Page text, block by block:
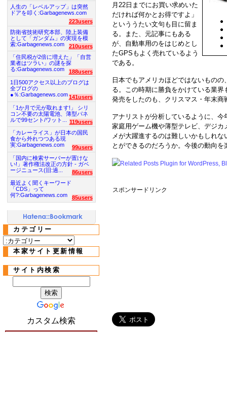
月22日までにお買い求めいた
だければ何かとお得ですよ」
といううたい文句も目に留ま
る。また、元記事にもある
が、自動車用のをはじめとし
たGPSもよく売れているよう
である。
日本でもアメリカほどではないもの
る。この時期に勝負をかけている業
発売をしたのも、クリスマス・年末
アナリストが分析しているように、
家庭用ゲーム機や薄型テレビ、デジ
メが大躍進するのは難しいかもしれ
とができるのだろうか。今後の動向を
スポンサードリンク
人生の「レベルアップ」は突然
ドアを叩く:Garbagenews.com
223users
防衛省技術研究本部、陸上装備
として「ガンダム」の実現を模
索:Garbagenews.com
210users
「住民税が2倍に増えた」「自営
業者はツラい」の謎を探
る:Garbagenews.com
188users
1日500アクセス以上のブログは
全ブログの
●％:Garbagenews.com 141users
「1か月で元が取れます!」 シリ
コン不要の太陽電池、薄型パネ
ルで99セント/ワット...
119users
「カレーライス」が日本の国民
食から外れつつある現
実:Garbagenews.com
99users
「国内に検索サーバーが置けな
い!」著作権法改正の方針 - ガベ
ージニュース(旧:過...
86users
最近よく聞くキーワード
「CDS」って
何?:Garbagenews.com
85users
カテゴリー
本家サイト更新情報
サイト内検索
カスタム検索